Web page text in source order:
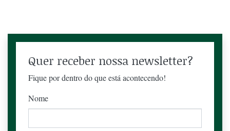
Quer receber nossa newsletter?
Fique por dentro do que está acontecendo!
Nome